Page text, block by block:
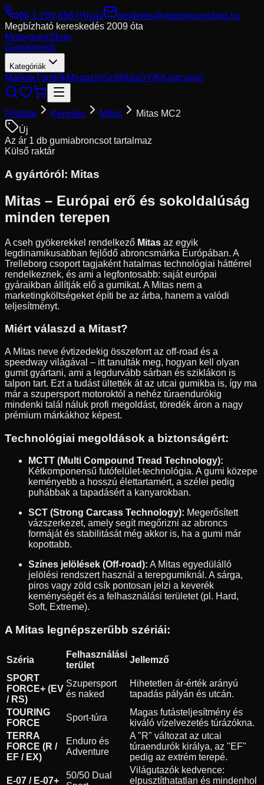
06 1 280 6567Hívás
rendeles@motorgumishop.hu
Megbízható kereskedés 2009 óta
MotorgumiShop
Gumikereső
Kategóriák
MárkákTömlőkMagazinSzállításGYIKKapcsolat
Főoldal Keresés Mitas
Mitas MC2
Új
Az ár 1 db gumiabroncsot tartalmaz
Külső raktár
A gyártóról: Mitas
Mitas – Európai erő és sokoldalúság
minden terepen
A cseh gyökerekkel rendelkező Mitas az egyik
legdinamikusabban fejlődő abroncsmárka Európában. A
Trelleborg csoport tagjaként hatalmas technológiai háttérrel
rendelkeznek, és ami a legfontosabb: saját európai
gyáraikban állítják elő a gumikat. A Mitas nem a
marketingköltségeket építi be az árba, hanem a valódi
teljesítményt.
Miért válaszd a Mitast?
A Mitas neve évtizedekig összeforrt az off-road és a
speedway világával – itt tanulták meg, hogyan kell olyan
gumit gyártani, ami a legdurvább sárban és sziklákon is
talpon tart. Ezt a tudást ültették át az utcai gumikba is, így ma
már a szupersport motoroktól a nehéz túraendurókig
mindenki talál náluk profi megoldást, töredék áron a nagy
prémium márkákhoz képest.
Technológiai megoldások a biztonságért:
MCTT (Multi Compound Tread Technology):
Kétkomponensű futófelület-technológia. A gumi közepe
keményebb a hosszú élettartamért, a szélei pedig
puhábbak a tapadásért a kanyarokban.
SCT (Strong Carcass Technology): Megerősített
vázszerkezet, amely segít megőrizni az abroncs
formáját és stabilitását még akkor is, ha a gumi már
kopottabb.
Színes jelölések (Off-road): A Mitas egyedülálló
jelölési rendszert használ a terepgumiknál. A sárga,
piros vagy zöld csík pontosan jelzi a keverék
keménységét és a felhasználási területet (pl. Hard,
Soft, Extreme).
A Mitas legnépszerűbb szériái:
Széria
Felhasználási
terület
Jellemző
SPORT
FORCE+ (EV
/ RS)
Szupersport
és naked
Hihetetlen ár-érték arányú
tapadás pályán és utcán.
TOURING
FORCE
Sport-túra
Magas futásteljesítmény és
kiváló vízelvezetés túrázókna.
TERRA
FORCE (R /
EF / EX)
Enduro és
Adventure
A "R" változat az utcai
túraendurók királya, az "EF"
pedig az extrém terepé.
E-07 / E-07+
50/50 Dual
Világutazók kedvence:
elpusztíthatatlan és mindenhol